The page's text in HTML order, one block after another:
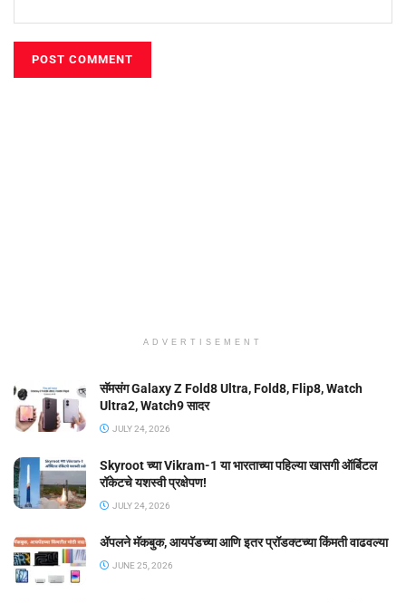
ADVERTISEMENT
सॅमसंग Galaxy Z Fold8 Ultra, Fold8, Flip8, Watch
Ultra2, Watch9 सादर
JULY 24, 2026
Skyroot च्या Vikram-1 या भारताच्या पहिल्या खासगी ऑर्बिटल
रॉकेटचे यशस्वी प्रक्षेपण!
JULY 24, 2026
ॲपलने मॅकबुक, आयपॅडच्या आणि इतर प्रॉडक्टच्या किंमती वाढवल्या
JUNE 25, 2026